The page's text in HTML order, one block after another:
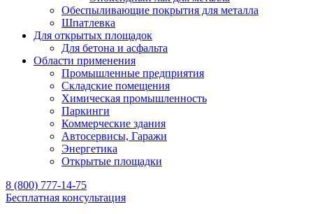
Обеспыливающие покрытия для металла
Шпатлевка
Для открытых площадок
Для бетона и асфальта
Области применения
Промышленные предприятия
Складские помещения
Химическая промышленность
Паркинги
Коммерческие здания
Автосервисы, Гаражи
Энергетика
Открытые площадки
8 (800) 777-14-75
Бесплатная консультация